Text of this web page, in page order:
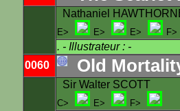
Nathaniel
E> E> E> F>
. - Illustrateur : -
0060
Old
Sir Walter SCOTT
C> E> F>